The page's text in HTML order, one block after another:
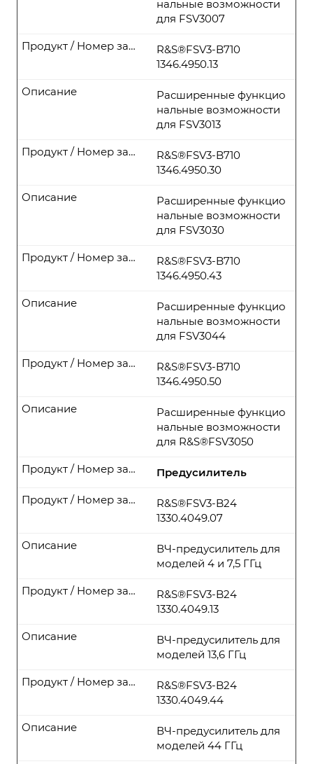
нальные возможности
для FSV3007
R&S®FSV3-B710
1346.4950.13
Продукт / Номер заказа
Расширенные функцио
нальные возможности
для FSV3013
Описание
R&S®FSV3-B710
1346.4950.30
Продукт / Номер заказа
Расширенные функцио
нальные возможности
для FSV3030
Описание
R&S®FSV3-B710
1346.4950.43
Продукт / Номер заказа
Расширенные функцио
нальные возможности
для FSV3044
Описание
R&S®FSV3-B710
1346.4950.50
Продукт / Номер заказа
Расширенные функцио
нальные возможности
для R&S®FSV3050
Описание
Предусилитель
Продукт / Номер заказа
R&S®FSV3-B24
1330.4049.07
Продукт / Номер заказа
ВЧ-предусилитель для
моделей 4 и 7,5 ГГц
Описание
R&S®FSV3-B24
1330.4049.13
Продукт / Номер заказа
ВЧ-предусилитель для
моделей 13,6 ГГц
Описание
R&S®FSV3-B24
1330.4049.44
Продукт / Номер заказа
ВЧ-предусилитель для
моделей 44 ГГц
Описание